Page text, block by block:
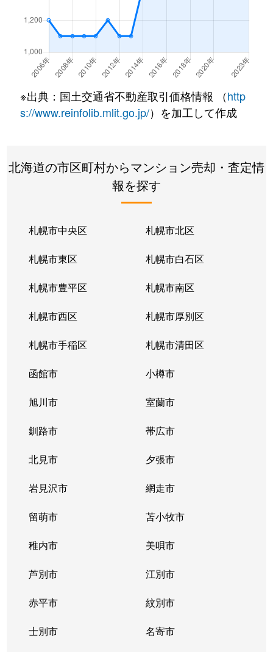
厚別東１条 2,400万円
厚別東２条
1,300万円
新さっぽろ
厚別東２条
2,200万円
新さっぽろ
厚別東２条
2,500万円
新さっぽろ
厚別東４条
1,900万円
新さっぽろ
1,800万円
厚別東４条
2,400万円
新さっぽろ
厚別東４条
2,700万円
森林公園(北海道)
厚別東５条
1,800万円
新さっぽろ
厚別東５条
1,200万円
森林公園(北海道)
厚別南
3,000万円
ひばりが丘(北海道)
厚別南
4,200万円
ひばりが丘(北海道)
厚別南
2,900万円
ひばりが丘(北海道)
厚別南
3,400万円
ひばりが丘(北海道)
大谷地西
1,900万円
大谷地
大谷地西
1,400万円
大谷地
大谷地西
1,500万円
大谷地
大谷地西
1,500万円
大谷地
大谷地東
3,100万円
大谷地
大谷地東
1,700万円
大谷地
大谷地東
1,700万円
大谷地
※出典：国土交通省不動産取引価格情報 （http
s://www.reinfolib.mlit.go.jp/）を加工して作成
北海道の市区町村からマンション売却・査定情
報を探す
札幌市中央区 札幌市北区
札幌市東区 札幌市白石区
札幌市豊平区 札幌市南区
札幌市西区 札幌市厚別区
札幌市手稲区 札幌市清田区
函館市 小樽市
旭川市 室蘭市
釧路市 帯広市
北見市 夕張市
岩見沢市 網走市
留萌市 苫小牧市
稚内市 美唄市
芦別市 江別市
赤平市 紋別市
士別市 名寄市